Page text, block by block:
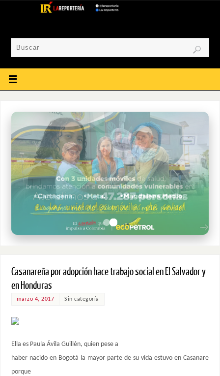
Casanareña por adopción hace trabajo social en El Salvador y
en Honduras
marzo 4, 2017 Sin categoría
Ella es Paula Ávila Guillén, quien pese a
haber nacido en Bogotá la mayor parte de su vida estuvo en Casanare
porque